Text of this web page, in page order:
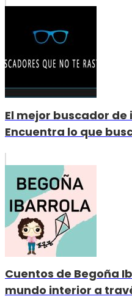
El mejor buscador
Encuentra lo que
Cuentos de Begoña
mundo interior a